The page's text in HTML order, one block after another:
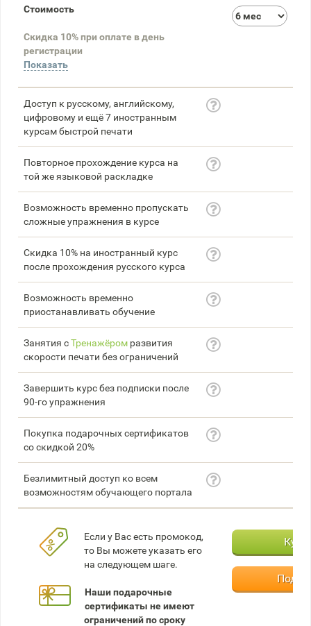
Стоимость
Скидка 10% при оплате в день
регистрации
Показать
Если у Вас есть промокод,
то Вы можете указать его
на следующем шаге.
Наши подарочные
сертификаты не имеют
ограничений по сроку
Доступ к русскому, английскому,
цифровому и ещё 7 иностранным
курсам быстрой печати
Повторное прохождение курса на
той же языковой раскладке
Возможность временно пропускать
сложные упражнения в курсе
Скидка 10% на иностранный курс
после прохождения русского курса
Возможность временно
приостанавливать обучение
Занятия сТренажёром развития
скорости печати без ограничений
Завершить курс без подписки после
90-го упражнения
Покупка подарочных сертификатов
со скидкой 20%
Безлимитный доступ ко всем
возможностям обучающего портала